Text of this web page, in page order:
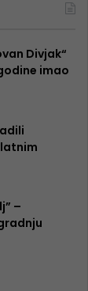
Divjak“
imao
–